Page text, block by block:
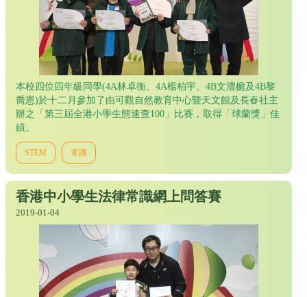
本校四位四年級同學(4A林卓衡、4A楊柏宇、4B文澧榳及4B黎
喬恩)於十二月參加了由可觀自然教育中心暨天文館及長春社主
辦之「第三屆全港小學生態速查100」比賽，取得「球蘭獎」佳
績。
STEM 常識
香港中小學生法律常識網上問答賽
2019-01-04